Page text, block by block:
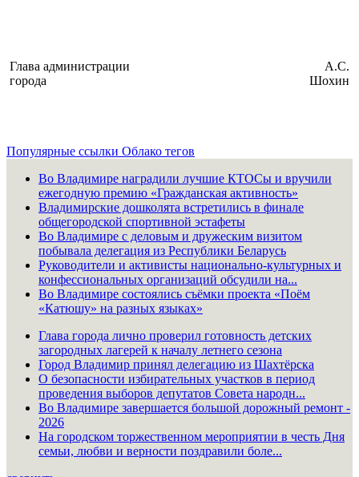
Глава администрации
города
А.С.
Шохин
Популярные ссылки Облако тегов
Во Владимире наградили лучшие КТОСы и вручили
ежегодную премию «Гражданская активность»
Владимирские дошколята встретились в финале
общегородской спортивной эстафеты
Во Владимире с деловым и дружеским визитом
побывала делегация из Республики Беларусь
Руководители и активисты национально-культурных и
конфессиональных организаций обсудили на...
Во Владимире состоялись съёмки проекта «Поём
«Катюшу» на разных языках»
Глава города лично проверил готовность детских
загородных лагерей к началу летнего сезона
Город Владимир принял делегацию из Шахтёрска
О безопасности избирательных участков в период
проведения выборов депутатов Совета народн...
Во Владимире завершается большой дорожный ремонт -
2026
На городском торжественном мероприятии в честь Дня
семьи, любви и верности поздравили боле...